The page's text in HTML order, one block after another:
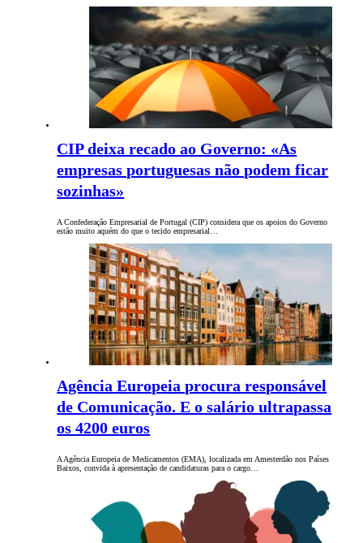
CIP deixa recado ao Governo: «As
empresas portuguesas não podem ficar
sozinhas»
A Confederação Empresarial de Portugal (CIP) considera que os apoios do Governo
estão muito aquém do que o tecido empresarial…
Agência Europeia procura responsável
de Comunicação. E o salário ultrapassa
os 4200 euros
A Agência Europeia de Medicamentos (EMA), localizada em Amesterdão nos Países
Baixos, convida à apresentação de candidaturas para o cargo…